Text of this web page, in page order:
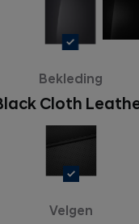
Bekleding
Cloth
Velgen